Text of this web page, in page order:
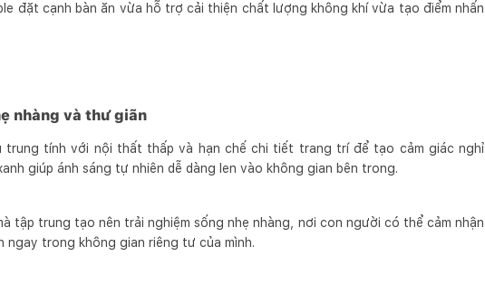
đặt cạnh bàn ăn vừa hỗ trợ cải thiện chất lượng không khí vừa tạo điểm nhấn
nhàng và thư giãn
trung tính với nội thất thấp và hạn chế chi tiết trang trí để tạo cảm giác nghỉ
giúp ánh sáng tự nhiên dễ dàng len vào không gian bên trong.
tập trung tạo nên trải nghiệm sống nhẹ nhàng, nơi con người có thể cảm nhận
trong không gian riêng tư của mình.